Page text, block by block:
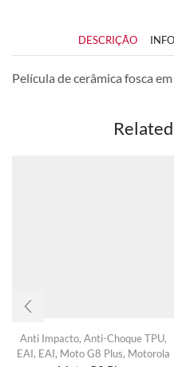
DESCRIÇÃO
Película de cerâmica fosca
Anti Impacto, Anti-Choque TPU,
EAI, EAI, Moto G8 Plus, Motorola